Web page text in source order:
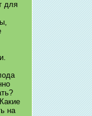
для
на